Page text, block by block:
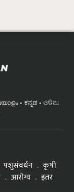
आरोग्य इतर